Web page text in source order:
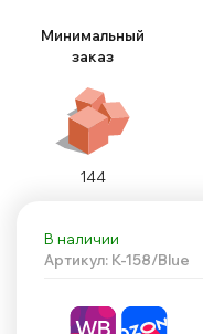
В наличии
Артикул: K-158/Blue
Минимальный
заказ
144